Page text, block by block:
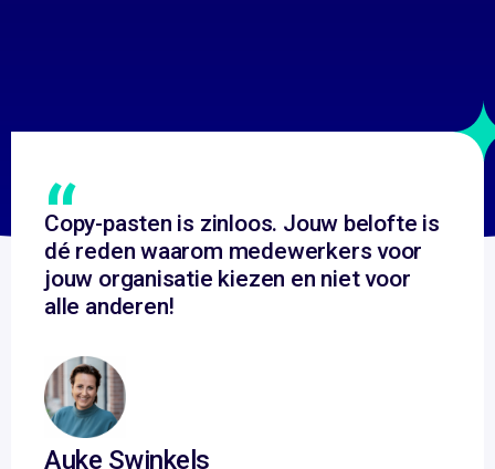
“
Copy-pasten is zinloos. Jouw belofte is
dé reden waarom medewerkers voor
jouw organisatie kiezen en niet voor
alle anderen!
Auke Swinkels